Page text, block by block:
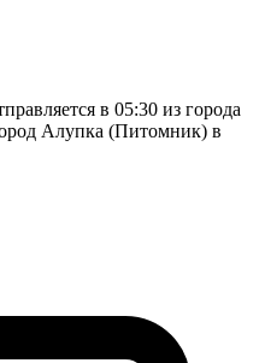
в 05:30 из города
Алупка (Питомник) в